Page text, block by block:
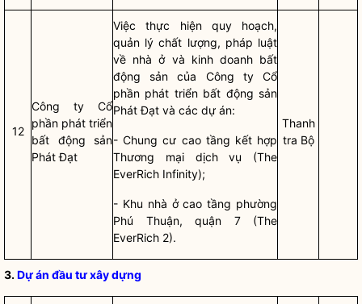
12
Công ty Cổ
phần phát triển
bất động sản
Phát Đạt
Việc thực hiện quy hoạch,
quản lý chất lượng, pháp luật
về nhà ở và kinh doanh bất
động sản của Công ty Cổ
phần phát triển bất động sản
Phát Đạt và các dự án:
- Chung cư cao tầng kết hợp
Thương mại dịch vụ (The
EverRich Infinity);
- Khu nhà ở cao tầng phường
Phú Thuận, quận 7 (The
EverRich 2).
Thanh
tra Bộ
3.Dự án đầu tư xây dựng